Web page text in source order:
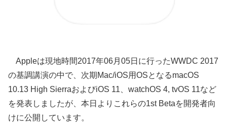
Appleは現地時間2017年06月05日に行ったWWDC 2017
の基調講演の中で、次期Mac/iOS用OSとなるmacOS
10.13 High SierraおよびiOS 11、watchOS 4, tvOS 11など
を発表しましたが、本日よりこれらの1st Betaを開発者向
けに公開しています。